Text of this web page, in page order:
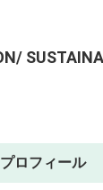
ロフィール